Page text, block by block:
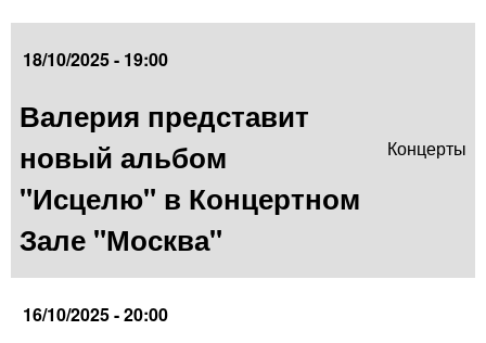
18/10/2025 - 19:00
Валерия представит
новый альбом
"Исцелю" в Концертном
Зале "Москва"
Концерты
16/10/2025 - 20:00